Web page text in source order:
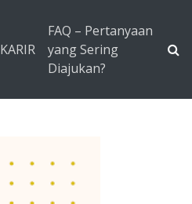
KARIR
FAQ – Pertanyaan
yang Sering
Diajukan?